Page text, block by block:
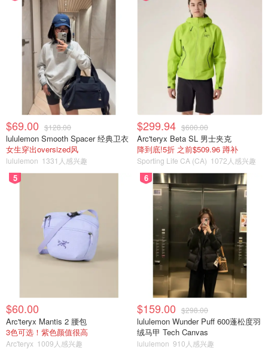
$69.00 $128.00
lululemon Smooth Spacer 经典卫衣
女生穿出oversized风
lululemon 1331人感兴趣
$299.94 $600.00
Arc'teryx Beta SL 男士夹克
降到底!5折 之前$509.96 蹲补
Sporting Life CA (CA) 1072人感兴趣
5
$60.00
Arc'teryx Mantis 2 腰包
3色可选！紫色颜值很高
Arc'teryx 1009人感兴趣
6
$159.00 $298.00
lululemon Wunder Puff 600蓬松度羽
绒马甲 Tech Canvas
lululemon 910人感兴趣